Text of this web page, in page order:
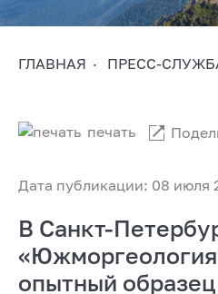
ГЛАВНАЯ ПРЕСС-
Дата публикации: 08 июля
печать
В Санкт-
опытный образец